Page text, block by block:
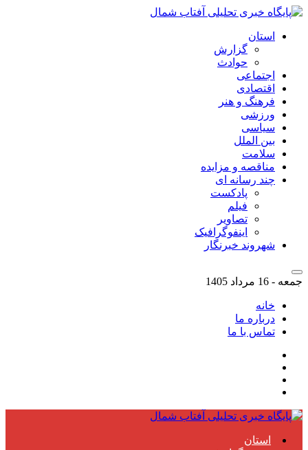
استان
گزارش
حوادث
اجتماعی
اقتصادی
فرهنگ و هنر
ورزشی
سیاسی
بین الملل
سلامت
مناقصه و مزایده
چند رسانه ای
پادکست
فیلم
تصاویر
اینفوگرافیک
شهروند خبرنگار
جمعه - 16 مرداد 1405
خانه
درباره ما
تماس با ما
استان